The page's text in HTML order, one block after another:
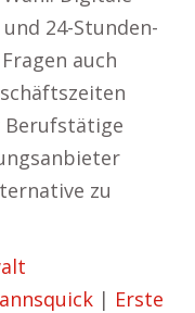
24-Stunden-
auch
zu
| Erste